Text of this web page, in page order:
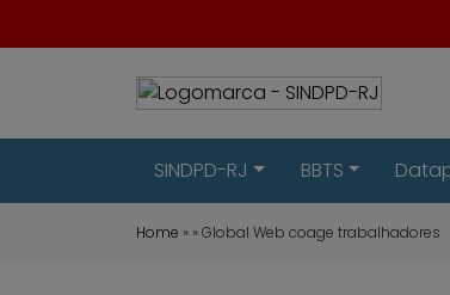
SINDPD-RJ BBTS
Home » » Global Web coage trabalhadores